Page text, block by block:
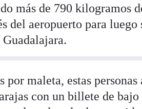
más de 790 kilogramos
del aeropuerto para
por maleta, estas
con un billete de